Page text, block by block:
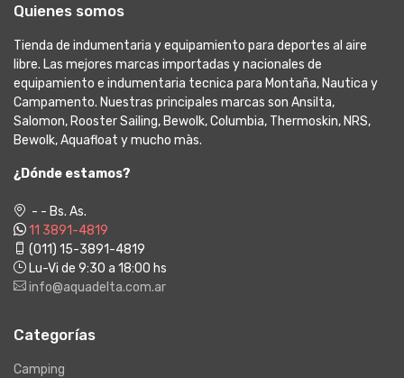
Quienes somos
Tienda de indumentaria y equipamiento para deportes al aire
libre. Las mejores marcas importadas y nacionales de
equipamiento e indumentaria tecnica para Montaña, Nautica y
Campamento. Nuestras principales marcas son Ansilta,
Salomon, Rooster Sailing, Bewolk, Columbia, Thermoskin, NRS,
Bewolk, Aquafloat y mucho màs.
¿Dónde estamos?
- - Bs. As.
11 3891-4819
(011) 15-3891-4819
Lu-Vi de 9:30 a 18:00 hs
info@aquadelta.com.ar
Categorías
Camping